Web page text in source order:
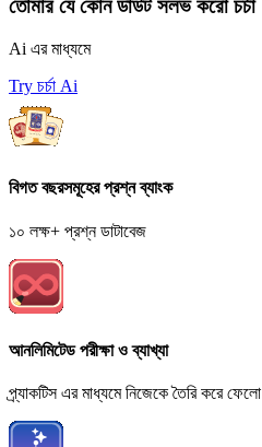
তোমার যে কোন ডাউট সলভ করো চর্চা
Ai এর মাধ্যমে
Try চর্চা Ai
বিগত বছরসমূহের প্রশ্ন ব্যাংক
১০ লক্ষ+ প্রশ্ন ডাটাবেজ
আনলিমিটেড পরীক্ষা ও ব্যাখ্যা
প্র্যাকটিস এর মাধ্যমে নিজেকে তৈরি করে ফেলো